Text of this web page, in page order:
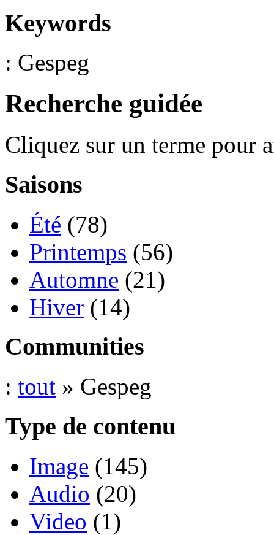
Keywords
: Gespeg
Recherche guidée
Cliquez sur un terme pour
Saisons
Été (78)
Printemps (56)
Automne (21)
Hiver (14)
Communities
: tout » Gespeg
Type de contenu
Image (145)
Audio (20)
Video (1)